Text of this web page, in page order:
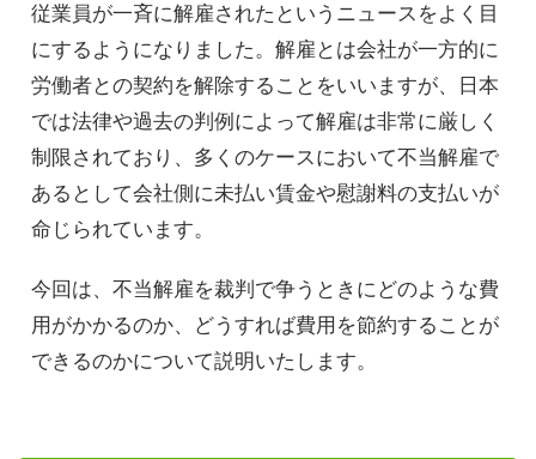
従業員が一斉に解雇されたというニュースをよく目
にするようになりました。解雇とは会社が一方的に
労働者との契約を解除することをいいますが、日本
では法律や過去の判例によって解雇は非常に厳しく
制限されており、多くのケースにおいて不当解雇で
あるとして会社側に未払い賃金や慰謝料の支払いが
命じられています。
今回は、不当解雇を裁判で争うときにどのような費
用がかかるのか、どうすれば費用を節約することが
できるのかについて説明いたします。